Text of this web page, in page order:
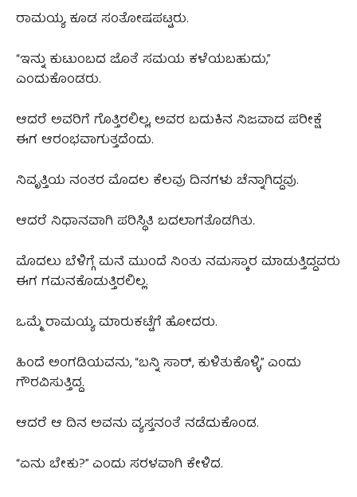
ರಾಮಯ್ಯ ಕೂಡ ಸಂತೋಷಪಟ್ಟರು.
“ಇನ್ನು ಕುಟುಂಬದ ಜೊತೆ ಸಮಯ ಕಳೆಯಬಹುದು,”
ಎಂದುಕೊಂಡರು.
ಆದರೆ ಅವರಿಗೆ ಗೊತ್ತಿರಲಿಲ್ಲ, ಅವರ ಬದುಕಿನ ನಿಜವಾದ ಪರೀಕ್ಷೆ
ಈಗ ಆರಂಭವಾಗುತ್ತದೆಂದು.
ನಿವೃತ್ತಿಯ ನಂತರ ಮೊದಲ ಕೆಲವು ದಿನಗಳು ಚೆನ್ನಾಗಿದ್ದವು.
ಆದರೆ ನಿಧಾನವಾಗಿ ಪರಿಸ್ಥಿತಿ ಬದಲಾಗತೊಡಗಿತು.
ಮೊದಲು ಬೆಳಿಗ್ಗೆ ಮನೆ ಮುಂದೆ ನಿಂತು ನಮಸ್ಕಾರ ಮಾಡುತ್ತಿದ್ದವರು
ಈಗ ಗಮನಕೊಡುತ್ತಿರಲಿಲ್ಲ.
ಒಮ್ಮೆ ರಾಮಯ್ಯ ಮಾರುಕಟ್ಟೆಗೆ ಹೋದರು.
ಹಿಂದೆ ಅಂಗಡಿಯವನು, “ಬನ್ನಿ ಸಾರ್, ಕುಳಿತುಕೊಳ್ಳಿ,” ಎಂದು
ಗೌರವಿಸುತ್ತಿದ್ದ.
ಆದರೆ ಆ ದಿನ ಅವನು ವ್ಯಸ್ತನಂತೆ ನಡೆದುಕೊಂಡ.
“ಏನು ಬೇಕು?” ಎಂದು ಸರಳವಾಗಿ ಕೇಳಿದ.